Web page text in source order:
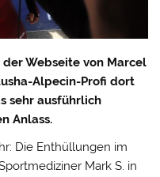
Webseite von Marcel
Alpecin-Profi dort
sehr ausführlich
Anlass.
Die Enthüllungen im
Mark S. in